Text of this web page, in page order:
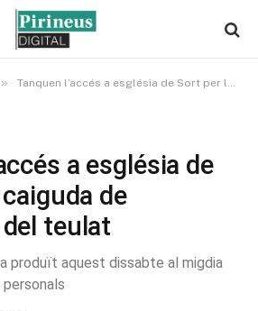
» Tanquen l’accés a església de Sort per la caiguda de fragments del teulat
a església de
de
teulat
produït aquest dissabte al migdia